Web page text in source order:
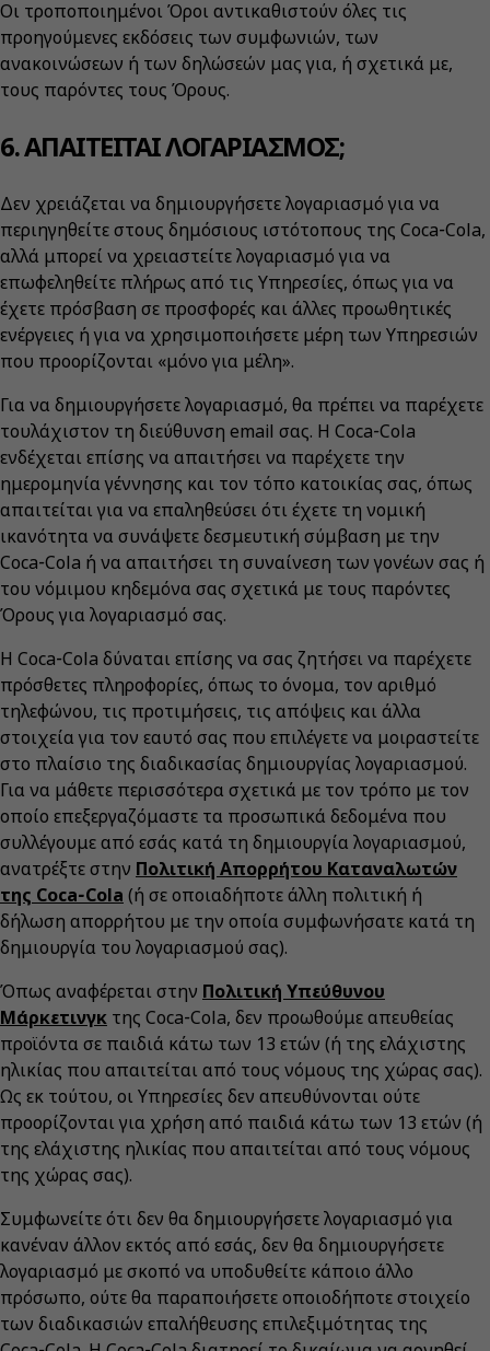
Οι τροποποιημένοι Όροι αντικαθιστούν όλες τις
προηγούμενες εκδόσεις των συμφωνιών, των
ανακοινώσεων ή των δηλώσεών μας για, ή σχετικά με,
τους παρόντες τους Όρους.
6. ΑΠΑΙΤΕΙΤΑΙ ΛΟΓΑΡΙΑΣΜΟΣ;
Δεν χρειάζεται να δημιουργήσετε λογαριασμό για να
περιηγηθείτε στους δημόσιους ιστότοπους της Coca‑Cola,
αλλά μπορεί να χρειαστείτε λογαριασμό για να
επωφεληθείτε πλήρως από τις Υπηρεσίες, όπως για να
έχετε πρόσβαση σε προσφορές και άλλες προωθητικές
ενέργειες ή για να χρησιμοποιήσετε μέρη των Υπηρεσιών
που προορίζονται «μόνο για μέλη».
​​​Για να δημιουργήσετε λογαριασμό, θα πρέπει να παρέχετε
τουλάχιστον τη διεύθυνση email σας. Η Coca‑Cola
ενδέχεται επίσης να απαιτήσει να παρέχετε την
ημερομηνία γέννησης και τον τόπο κατοικίας σας, όπως
απαιτείται για να επαληθεύσει ότι έχετε τη νομική
ικανότητα να συνάψετε δεσμευτική σύμβαση με την
Coca‑Cola ή να απαιτήσει τη συναίνεση των γονέων σας ή
του νόμιμου κηδεμόνα σας σχετικά με τους παρόντες
Όρους για λογαριασμό σας.
Η Coca‑Cola δύναται επίσης να σας ζητήσει να παρέχετε
πρόσθετες πληροφορίες, όπως το όνομα, τον αριθμό
τηλεφώνου, τις προτιμήσεις, τις απόψεις και άλλα
στοιχεία για τον εαυτό σας που επιλέγετε να μοιραστείτε
στο πλαίσιο της διαδικασίας δημιουργίας λογαριασμού.
Για να μάθετε περισσότερα σχετικά με τον τρόπο με τον
οποίο επεξεργαζόμαστε τα προσωπικά δεδομένα που
συλλέγουμε από εσάς κατά τη δημιουργία λογαριασμού,
ανατρέξτε στην Πολιτική Απορρήτου Καταναλωτών
της Coca‑Cola (ή σε οποιαδήποτε άλλη πολιτική ή
δήλωση απορρήτου με την οποία συμφωνήσατε κατά τη
δημιουργία του λογαριασμού σας).
Όπως αναφέρεται στην Πολιτική Υπεύθυνου
Μάρκετινγκ της Coca‑Cola, δεν προωθούμε απευθείας
προϊόντα σε παιδιά κάτω των 13 ετών (ή της ελάχιστης
ηλικίας που απαιτείται από τους νόμους της χώρας σας).
Ως εκ τούτου, οι Υπηρεσίες δεν απευθύνονται ούτε
προορίζονται για χρήση από παιδιά κάτω των 13 ετών (ή
της ελάχιστης ηλικίας που απαιτείται από τους νόμους
της χώρας σας).
Συμφωνείτε ότι δεν θα δημιουργήσετε λογαριασμό για
κανέναν άλλον εκτός από εσάς, δεν θα δημιουργήσετε
λογαριασμό με σκοπό να υποδυθείτε κάποιο άλλο
πρόσωπο, ούτε θα παραποιήσετε οποιοδήποτε στοιχείο
των διαδικασιών επαλήθευσης επιλεξιμότητας της